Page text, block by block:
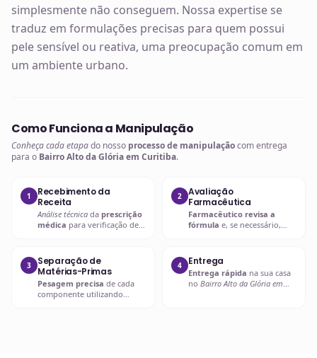
simplesmente não conseguem. Nossa expertise se
traduz em formulações precisas para quem possui
pele sensível ou reativa, uma preocupação comum em
um ambiente urbano.
Como Funciona a Manipulação
Conheça cada etapado nosso processo de manipulaçãocom entrega
para o Bairro Alto da Glória em Curitiba.
1
Recebimento da
Receita
Análise técnica da prescrição
médica para verificação de
2
Avaliação
Farmacêutica
Farmacêutico revisa a
fórmula e, se necessário,
esclarecimentos.
3
Separação de
Matérias-Primas
Pesagem precisa de cada
componente utilizando
4 Entrega
Entrega rápida na sua casa
no Bairro Alto da Glória em